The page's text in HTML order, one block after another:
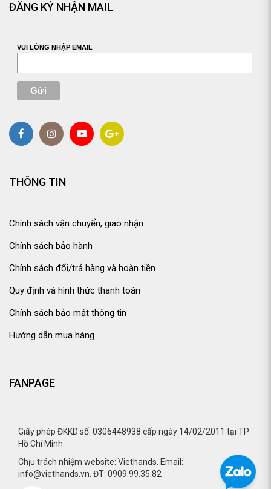
ĐĂNG KÝ NHẬN MAIL
VUI LÒNG NHẬP EMAIL
THÔNG TIN
Chính sách vận chuyển, giao nhận
Chính sách bảo hành
Chính sách đổi/trả hàng và hoàn tiền
Quy định và hình thức thanh toán
Chính sách bảo mật thông tin
Hướng dẫn mua hàng
FANPAGE
Giấy phép ĐKKD số: 0306448938 cấp ngày 14/02/2011 tại TP
Hồ Chí Minh.
Chịu trách nhiệm website: Viethands. Email:
info@viethands.vn. ĐT: 0909.99.35.82